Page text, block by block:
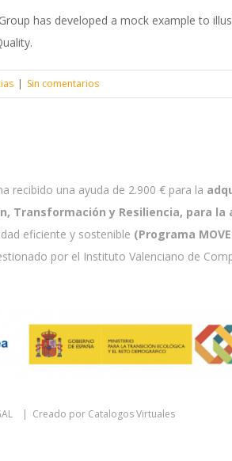
has developed a mock example to
| Sin comentarios
recibido una ayuda de 2.900 € para la
Transformación y Resiliencia, para
eficiente y sostenible (Programa
por el Instituto Valenciano de
| Creado por Catalogos Virtuales